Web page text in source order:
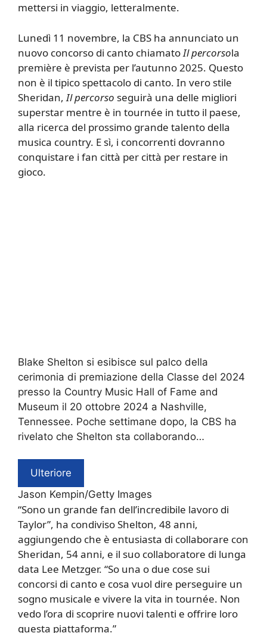
mettersi in viaggio, letteralmente.
Lunedì 11 novembre, la CBS ha annunciato un
nuovo concorso di canto chiamato Il percorsola
première è prevista per l’autunno 2025. Questo
non è il tipico spettacolo di canto. In vero stile
Sheridan, Il percorso seguirà una delle migliori
superstar mentre è in tournée in tutto il paese,
alla ricerca del prossimo grande talento della
musica country. E sì, i concorrenti dovranno
conquistare i fan città per città per restare in
gioco.
Blake Shelton si esibisce sul palco della
cerimonia di premiazione della Classe del 2024
presso la Country Music Hall of Fame and
Museum il 20 ottobre 2024 a Nashville,
Tennessee. Poche settimane dopo, la CBS ha
rivelato che Shelton sta collaborando…
Ulteriore
Jason Kempin/Getty Images
“Sono un grande fan dell’incredibile lavoro di
Taylor”, ha condiviso Shelton, 48 anni,
aggiungendo che è entusiasta di collaborare con
Sheridan, 54 anni, e il suo collaboratore di lunga
data Lee Metzger. “So una o due cose sui
concorsi di canto e cosa vuol dire perseguire un
sogno musicale e vivere la vita in tournée. Non
vedo l’ora di scoprire nuovi talenti e offrire loro
questa piattaforma.”